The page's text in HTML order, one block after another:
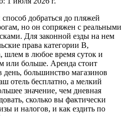
добраться до пляжей
но он сопряжен с реальными
Для законной езды на нем
права категории B,
шлем в любое время суток и
или больше. Аренда стоит
большинство магазинов
отель бесплатно, а мелкий
значение, чем дневная
сколько вы фактически
и налогов, и как ездить по